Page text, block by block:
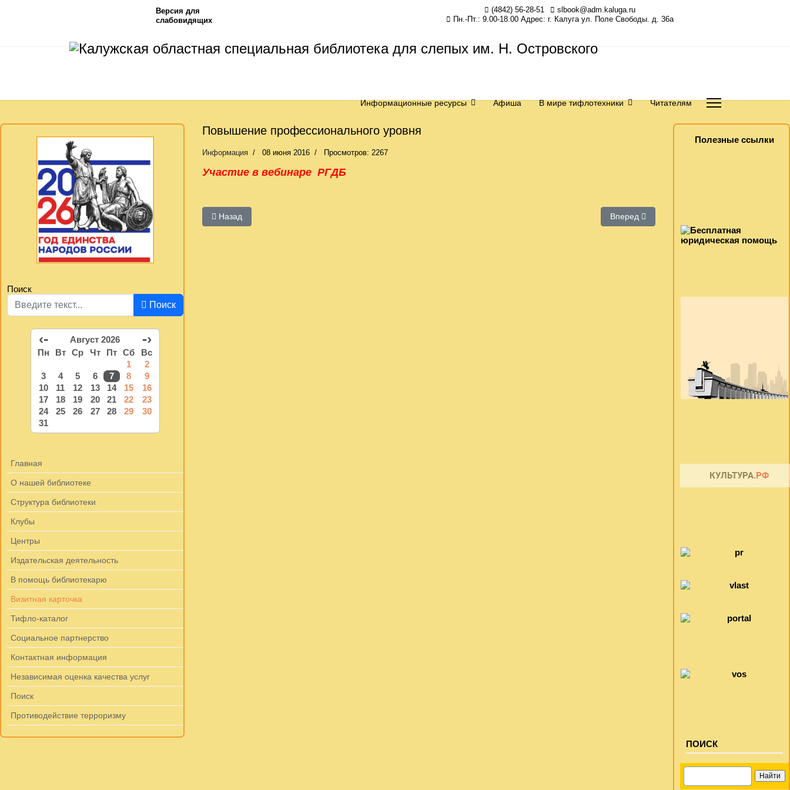
Версия для
слабовидящих
(4842) 56-28-51
slbook@adm.kaluga.ru
Пн.-Пт.: 9.00-18.00 Адрес: г. Калуга ул. Поле Свободы. д. 36а
Информационные ресурсы Афиша В мире тифлотехники Читателям
Поиск
Поиск
‹- Август 2026 -›
Пн Вт Ср Чт Пт Сб
Вс
1
2
3
4 5 6 7 8
9
10
11 12 13 14 15
16
17
18 19 20 21 22
23
24
25 26 27 28 29
30
31
Главная
О нашей библиотеке
Структура библиотеки
Клубы
Центры
Издательская деятельность
В помощь библиотекарю
Визитная карточка
Тифло-каталог
Социальное партнерство
Контактная информация
Независимая оценка качества услуг
Поиск
Противодействие терроризму
Повышение профессионального уровня
Информация 08 июня 2016 Просмотров: 2267
Участие в вебинаре РГДБ
Предыдущий: Участие в заседании информационно-просветительского межнационального устного журнала «Лад»
Назад Следующий: Участие в вебинаре РГДБ
Вперед
Полезные ссылки
ПОИСК